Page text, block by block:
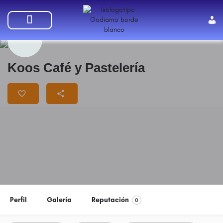
Koos Café y Pastelería
Perfil Galería Reputación 0